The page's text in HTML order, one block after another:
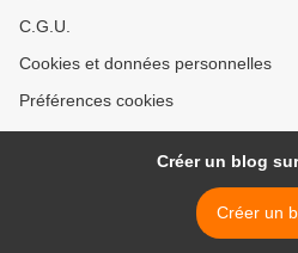
C.G.U.
Cookies et données personnelles
Préférences cookies
Créer un blog
Créer un